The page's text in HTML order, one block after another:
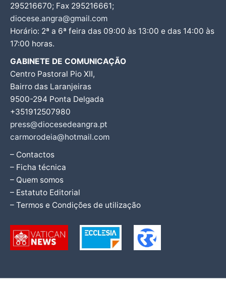
295216670; Fax 295216661;
diocese.angra@gmail.com
Horário: 2ª a 6ª feira das 09:00 às 13:00 e das 14:00 às
17:00 horas.
GABINETE DE COMUNICAÇÃO
Centro Pastoral Pio XII,
Bairro das Laranjeiras
9500-294 Ponta Delgada
+351912507980
press@diocesedeangra.pt
carmorodeia@hotmail.com
– Contactos
– Ficha técnica
– Quem somos
– Estatuto Editorial
– Termos e Condições de utilização